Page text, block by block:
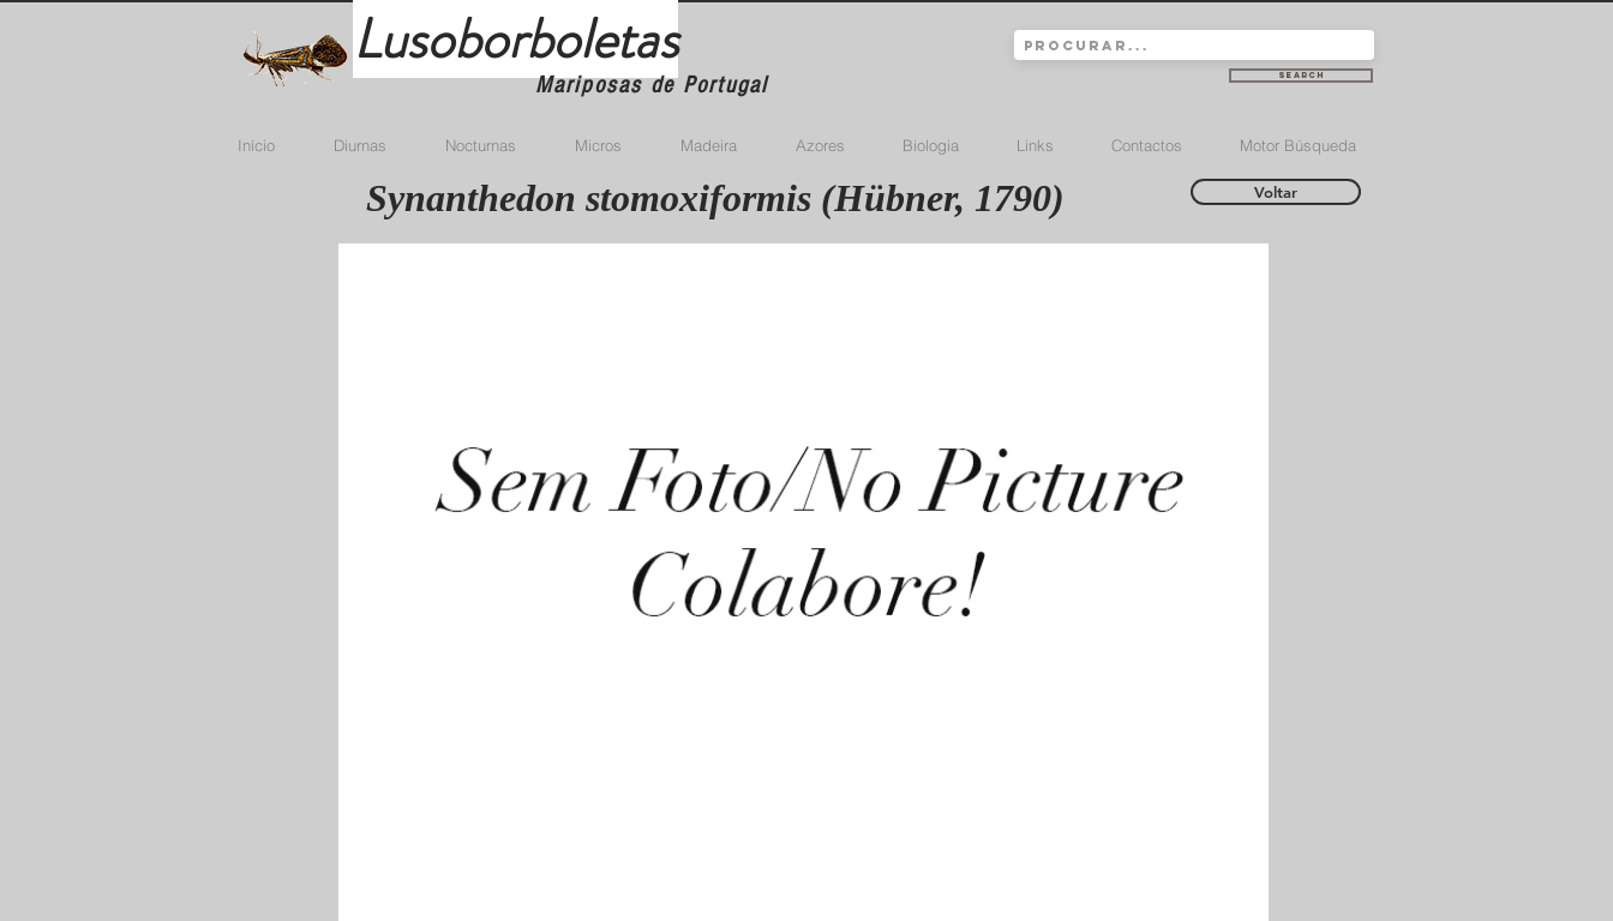
Lusoborboletas
Mariposas de Portugal Search
Início Diurnas Nocturnas Micros Madeira Azores Biologia Links Contactos Motor Búsqueda
Synanthedon stomoxiformis (Hübner, 1790) Voltar